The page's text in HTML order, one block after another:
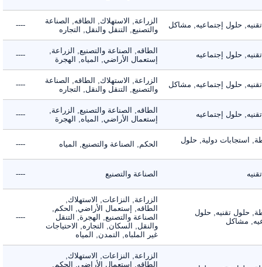
حلول إجتماعيه, مشاكل
الزراعة, الاستهلاك, الطاقه, الصناعة
والتصنيع, التنقل والنقل, التجاره
----
حلول إجتماعيه
الطاقه, الصناعة والتصنيع, الزراعة,
إستعمال الأراضي, المياه, الهجرة
----
حلول إجتماعيه, مشاكل
الزراعة, الاستهلاك, الطاقه, الصناعة
والتصنيع, التنقل والنقل, التجاره
----
حلول إجتماعيه
الطاقه, الصناعة والتصنيع, الزراعة,
إستعمال الأراضي, المياه, الهجرة
----
استجابات دولية, حلول الحكم, الصناعة والتصنيع, المياه ----
الصناعة والتصنيع ----
حلول تقنيه, حلول
مشاكل
الزراعة, النزاعات, الاستهلاك,
الطاقه, إستعمال الأراضي, الحكم,
الصناعة والتصنيع, الهجرة, التنقل
والنقل, السكان, التجاره, الاحتياجات
غير الملباه, التمدن, المياه
----
الزراعة, النزاعات, الاستهلاك,
الطاقه, إستعمال الأراضي, الحكم,